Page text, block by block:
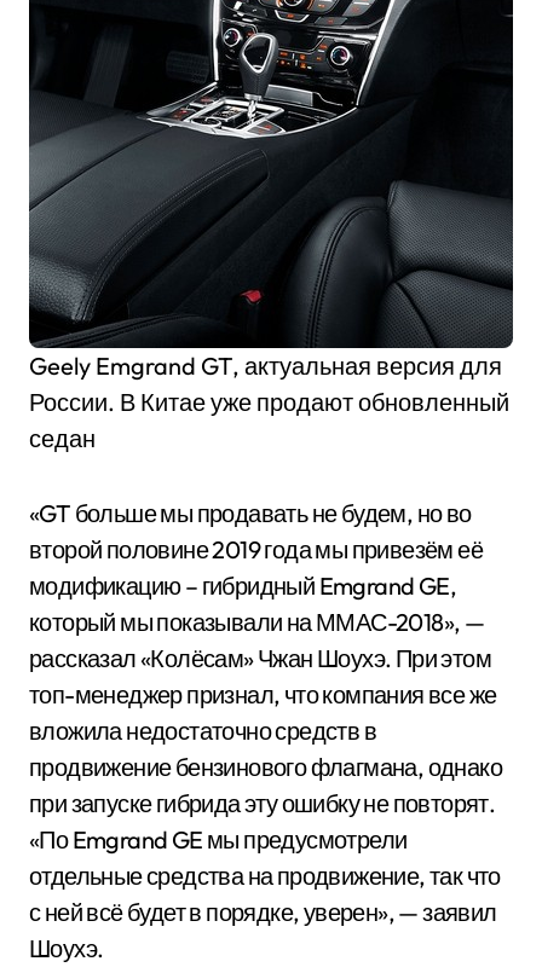
Geely Emgrand GT, актуальная версия для
России. В Китае уже продают обновленный
седан
«GT больше мы продавать не будем, но во
второй половине 2019 года мы привезём её
модификацию – гибридный Emgrand GE,
который мы показывали на ММАС-2018», —
рассказал «Колёсам» Чжан Шоухэ. При этом
топ-менеджер признал, что компания все же
вложила недостаточно средств в
продвижение бензинового флагмана, однако
при запуске гибрида эту ошибку не повторят.
«По Emgrand GE мы предусмотрели
отдельные средства на продвижение, так что
с ней всё будет в порядке, уверен», — заявил
Шоухэ.